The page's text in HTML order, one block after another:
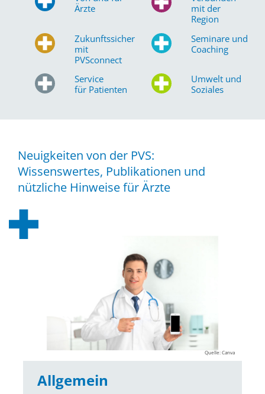
Ärzte
mit der
Region
Zukunftssicher
mit
PVSconnect
Seminare und
Coaching
Service
für Patienten
Umwelt und
Soziales
Neuigkeiten von der PVS:
Wissenswertes, Publikationen und
nützliche Hinweise für Ärzte
Quelle: Canva
Allgemein